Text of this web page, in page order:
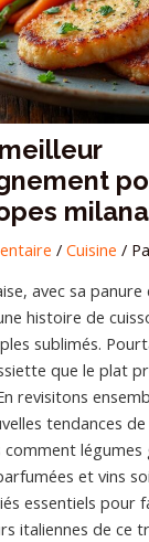
/Cuisine /
avec sa
histoire de
sublimés.
que le plat
revisitons
tendances
légumes
et vins
essentiels pour
italiennes de ce